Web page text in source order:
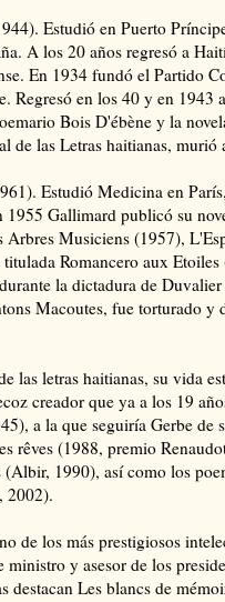
Estudió en Puerto
A los 20 años regresó a
En 1934 fundó el Partido
Regresó en los 40 y en 1943
Bois D'ébène y la
de las Letras haitianas, murió
Estudió Medicina en
Gallimard publicó su
Musiciens (1957),
Romancero aux Etoiles
la dictadura de Duvalier
Macoutes, fue torturado y
las letras haitianas, su vida
creador que ya a los 19
a la que seguiría Gerbe de
rêves (1988, premio
1990), así como los
2002).
de los más prestigiosos
y asesor de los
destacan Les blancs de